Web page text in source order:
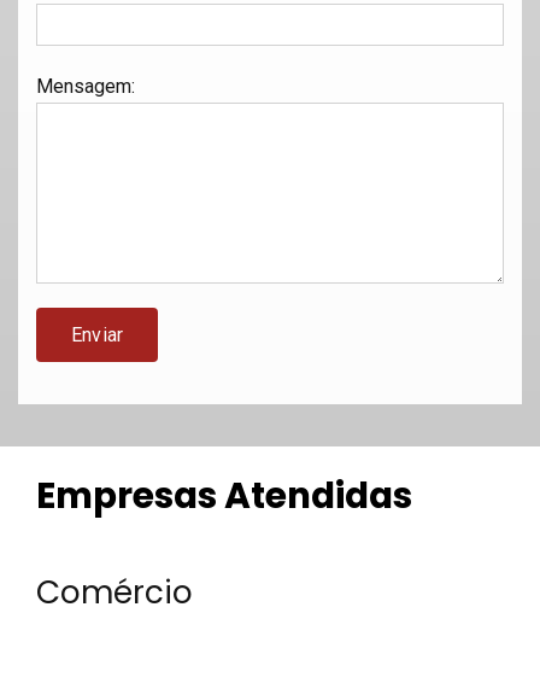
Mensagem:
Empresas Atendidas
Comércio